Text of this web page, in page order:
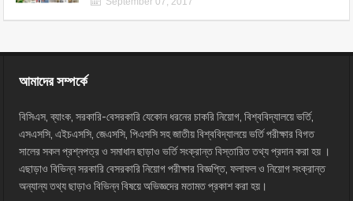
আমাদের সম্পর্কে
বিসিএস, ব্যাংক, সরকারি-বেসরকারি যেকোন ধরনের চাকরি নিয়োগ, বিশ্ববিদ্যালয়ে ভর্তি,
এসএসসি, এইচএসসি, জেএসসি, পিএসসি সহ জাতীয় বিশ্ববিদ্যালয়ে ভর্তি পরীক্ষার বিগত
সালের সকল প্রশ্নপত্র ও সমাধান ছাড়াও ভর্তি সংক্রান্ত বিস্তারিত তথ্য প্রদান করা হয় ।
এছাড়াও বিভিন্ন সরকারি বেসরকারি নিয়োগ পরীক্ষার বিজ্ঞপ্তি, ফলাফল ও নিয়োগ সংক্রান্ত
অন্যান্য তথ্য ছাড়াও বিভিন্ন বিষয়ে অভিজ্ঞদের মতামত প্রকাশ করা হয়।